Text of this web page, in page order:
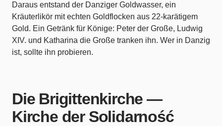
Daraus entstand der Danziger Goldwasser, ein
Kräuterlikör mit echten Goldflocken aus 22-karätigem
Gold. Ein Getränk für Könige: Peter der Große, Ludwig
XIV. und Katharina die Große tranken ihn. Wer in Danzig
ist, sollte ihn probieren.
Die Brigittenkirche —
Kirche der Solidarność